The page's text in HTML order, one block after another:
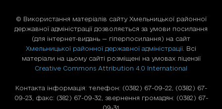
© Використання матерiалiв сайту Хмельницької районної
державної адміністрації дозволяється за умови посилання
(для iнтернет-видань — гiперпосилання) на сайт
Хмельницької районної державної адміністрації . Всі
матеріали на цьому сайті розміщені на умовах ліцензії
Creative Commons Attribution 4.0 International
Контакта інформація: телефон: (0382) 67-09-22, (0382) 67-
09-23, факс: (382) 67-09-32, звернення громадян: (0382) 67-
09-31